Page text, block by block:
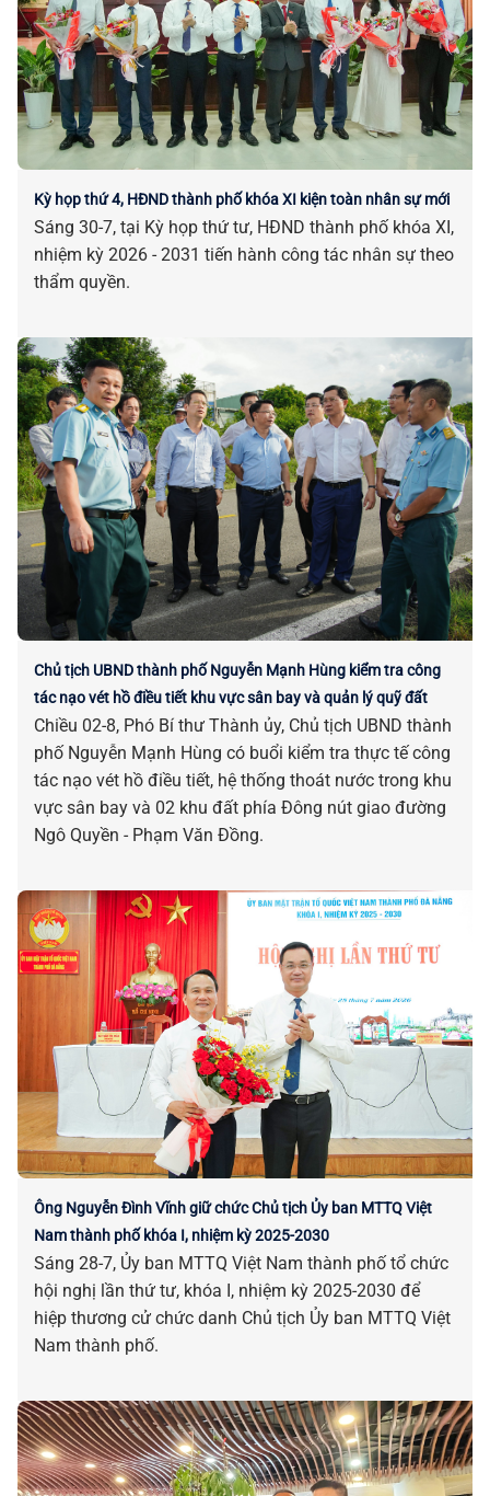
Kỳ họp thứ 4, HĐND thành phố khóa XI kiện toàn nhân sự mới
Sáng 30-7, tại Kỳ họp thứ tư, HĐND thành phố khóa XI,
nhiệm kỳ 2026 - 2031 tiến hành công tác nhân sự theo
thẩm quyền.
Chủ tịch UBND thành phố Nguyễn Mạnh Hùng kiểm tra công
tác nạo vét hồ điều tiết khu vực sân bay và quản lý quỹ đất
Chiều 02-8, Phó Bí thư Thành ủy, Chủ tịch UBND thành
phố Nguyễn Mạnh Hùng có buổi kiểm tra thực tế công
tác nạo vét hồ điều tiết, hệ thống thoát nước trong khu
vực sân bay và 02 khu đất phía Đông nút giao đường
Ngô Quyền - Phạm Văn Đồng.
Ông Nguyễn Đình Vĩnh giữ chức Chủ tịch Ủy ban MTTQ Việt
Nam thành phố khóa I, nhiệm kỳ 2025-2030
Sáng 28-7, Ủy ban MTTQ Việt Nam thành phố tổ chức
hội nghị lần thứ tư, khóa I, nhiệm kỳ 2025-2030 để
hiệp thương cử chức danh Chủ tịch Ủy ban MTTQ Việt
Nam thành phố.